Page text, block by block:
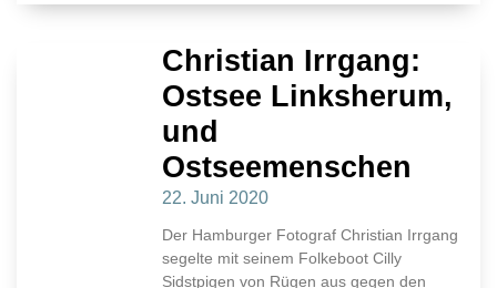
Christian Irrgang:
Ostsee Linksherum,
und
Ostseemenschen
22. Juni 2020
Der Hamburger Fotograf Christian Irrgang
segelte mit seinem Folkeboot Cilly
Sidstpigen von Rügen aus gegen den